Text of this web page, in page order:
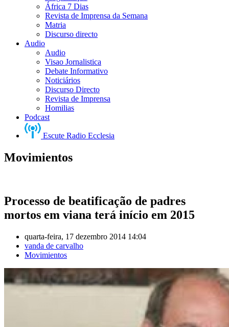
África 7 Dias
Revista de Imprensa da Semana
Matria
Discurso directo
Audio
Audio
Visao Jornalistica
Debate Informativo
Noticiários
Discurso Directo
Revista de Imprensa
Homilias
Podcast
Escute Radio Ecclesia
Movimientos
Processo de beatificação de padres
mortos em viana terá início em 2015
quarta-feira, 17 dezembro 2014 14:04
vanda de carvalho
Movimientos